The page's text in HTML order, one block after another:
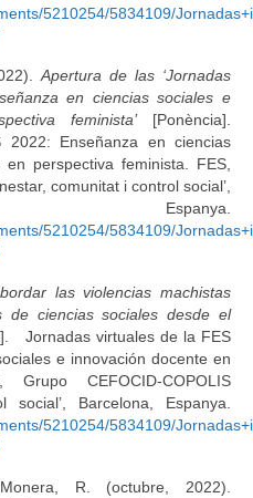
5210254/5834109/
Apertura de las ‘Jornadas
en ciencias sociales e
feminista’[Ponència].
Enseñanza en ciencias
perspectiva feminista. FES,
comunitat i control social’,
Espanya.
5210254/5834109/
las violencias machistas
ciencias sociales desde el
Jornadas virtuales de la FES
e innovación docente en
CEFOCID-COPOLIS
social’, Barcelona, Espanya.
5210254/5834109/
R. (octubre, 2022).